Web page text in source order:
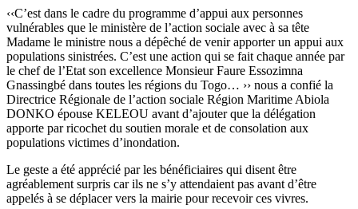
‹‹C’est dans le cadre du programme d’appui aux personnes
vulnérables que le ministère de l’action sociale avec à sa tête
Madame le ministre nous a dépêché de venir apporter un appui aux
populations sinistrées. C’est une action qui se fait chaque année par
le chef de l’Etat son excellence Monsieur Faure Essozimna
Gnassingbé dans toutes les régions du Togo… ›› nous a confié la
Directrice Régionale de l’action sociale Région Maritime Abiola
DONKO épouse KELEOU avant d’ajouter que la délégation
apporte par ricochet du soutien morale et de consolation aux
populations victimes d’inondation.
Le geste a été apprécié par les bénéficiaires qui disent être
agréablement surpris car ils ne s’y attendaient pas avant d’être
appelés à se déplacer vers la mairie pour recevoir ces vivres.